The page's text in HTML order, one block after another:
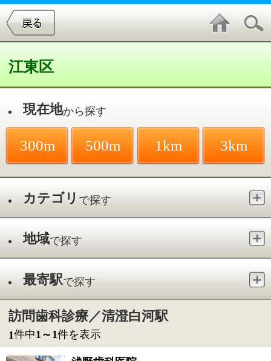
300m 500m
カテゴリ
最寄駅 で探す
1件中1～1件を表示
浅野歯科医院
●歯科●小児歯科●歯科口腔外科●矯正歯
科●訪問歯科診療
詳 細 求人募集 クーポン 地 図 インタビュー
1件中1～1件を表示